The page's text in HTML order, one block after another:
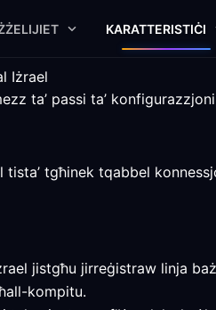
KARATTERISTIĊI
Iżrael
ta’ passi ta’
tista’ tgħinek tqabbel
jistgħu jirreġistraw linja
kompitu.